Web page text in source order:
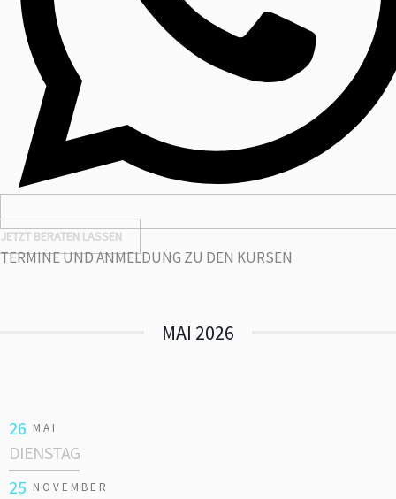
JETZT BERATEN LASSEN
TERMINE UND ANMELDUNG ZU DEN KURSEN
MAI 2026
26 MAI
DIENSTAG
25 NOVEMBER